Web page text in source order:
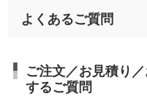
よくあるご質問
ご注文／お見積り
するご質問